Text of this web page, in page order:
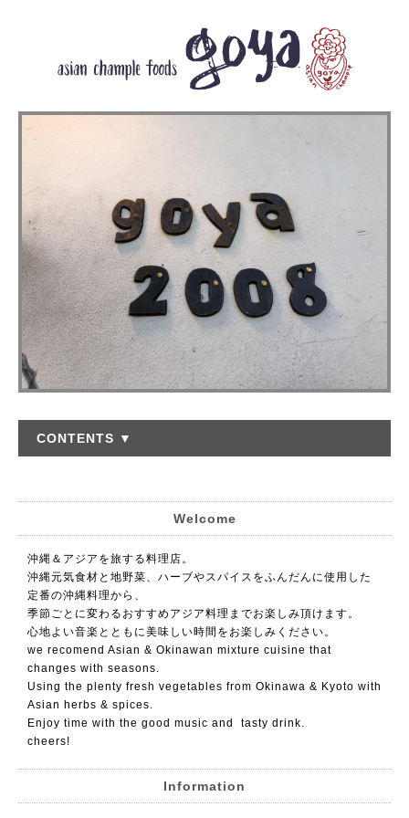
CONTENTS ▼
Welcome
沖縄＆アジアを旅する料理店。
沖縄元気食材と地野菜、ハーブやスパイスをふんだんに使用した
定番の沖縄料理から、
季節ごとに変わるおすすめアジア料理までお楽しみ頂けます。
心地よい音楽とともに美味しい時間をお楽しみください。
we recomend Asian & Okinawan mixture cuisine that
changes with seasons.
Using the plenty fresh vegetables from Okinawa & Kyoto with
Asian herbs & spices.
Enjoy time with the good music and tasty drink.
cheers!
Information